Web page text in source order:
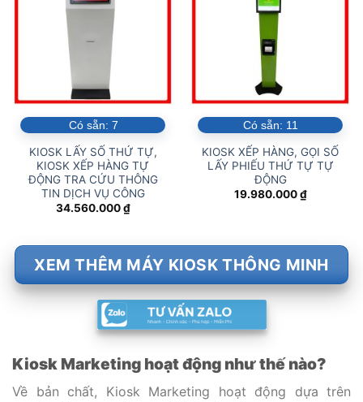
Có sẵn: 7
KIOSK LẤY SỐ THỨ TỰ,
KIOSK XẾP HÀNG TỰ
ĐỘNG TRA CỨU THÔNG
TIN DỊCH VỤ CÔNG
34.560.000₫
Có sẵn: 11
KIOSK XẾP HÀNG, GỌI SỐ
LẤY PHIẾU THỨ TỰ TỰ
ĐỘNG
19.980.000₫
XEM THÊM MÁY KIOSK THÔNG MINH
Kiosk Marketing hoạt động như thế nào?
Về bản chất, Kiosk Marketing hoạt động dựa trên